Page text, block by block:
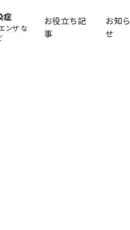
症
ンザ な
お役立ち記
事
お知ら
せ